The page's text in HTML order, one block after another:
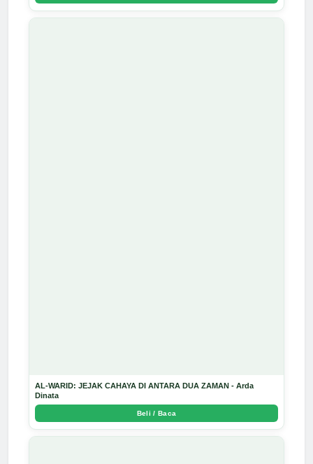
AL-WARID: JEJAK CAHAYA DI ANTARA DUA ZAMAN - Arda
Dinata
Beli / Baca